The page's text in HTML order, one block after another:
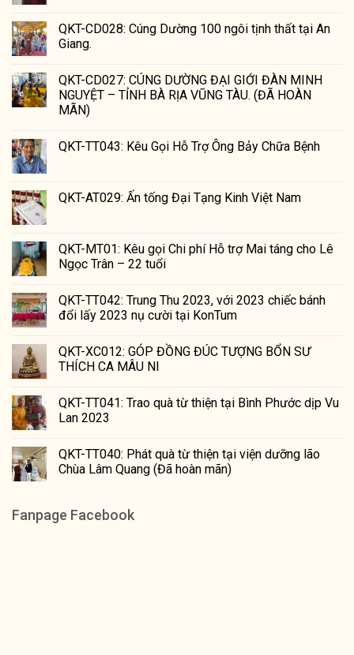
QKT-CD028: Cúng Dường 100 ngôi tịnh thất tại An
Giang.
QKT-CD027: CÚNG DƯỜNG ĐẠI GIỚI ĐÀN MINH
NGUYỆT – TỈNH BÀ RỊA VŨNG TÀU. (ĐÃ HOÀN
MÃN)
QKT-TT043: Kêu Gọi Hỗ Trợ Ông Bảy Chữa Bệnh
QKT-AT029: Ấn tống Đại Tạng Kinh Việt Nam
QKT-MT01: Kêu gọi Chi phí Hỗ trợ Mai táng cho Lê
Ngọc Trân – 22 tuổi
QKT-TT042: Trung Thu 2023, với 2023 chiếc bánh
đổi lấy 2023 nụ cười tại KonTum
QKT-XC012: GÓP ĐỒNG ĐÚC TƯỢNG BỔN SƯ
THÍCH CA MÂU NI
QKT-TT041: Trao quà từ thiện tại Bình Phước dịp Vu
Lan 2023
QKT-TT040: Phát quà từ thiện tại viện dưỡng lão
Chùa Lâm Quang (Đã hoàn mãn)
Fanpage Facebook